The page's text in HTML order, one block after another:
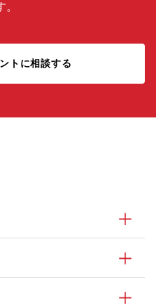
トに相談する